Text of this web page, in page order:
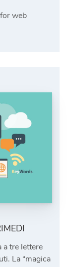
web
a tre lettere
La “magica